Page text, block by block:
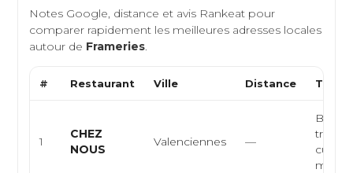
Notes Google, distance et avis Rankeat pour
comparer rapidement les meilleures adresses locales
autour de Frameries.
# Restaurant Ville Distance Type
1
CHEZ
NOUS
Valenciennes —